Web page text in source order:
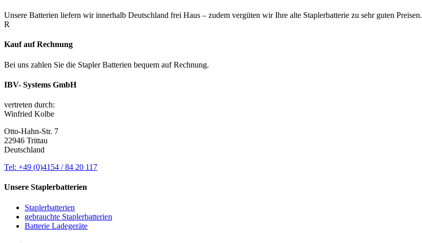
Unsere Batterien liefern wir innerhalb Deutschland frei Haus – zudem vergüten wir Ihre alte Staplerbatterie zu sehr guten Preisen.
R
Kauf auf Rechnung
Bei uns zahlen Sie die Stapler Batterien bequem auf Rechnung.
IBV- Systems GmbH
vertreten durch:
Winfried Kolbe
Otto-Hahn-Str. 7
22946 Trittau
Deutschland
Tel: +49 (0)4154 / 84 20 117
Unsere Staplerbatterien
Staplerbatterien
gebrauchte Staplerbatterien
Batterie Ladegeräte